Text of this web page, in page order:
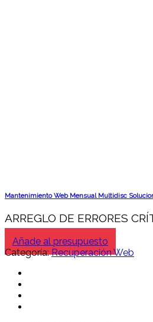
Mantenimiento Web Mensual Multidisc
ARREGLO DE ERRORES
Añade al presupuesto
Categoría:Recuperación Web